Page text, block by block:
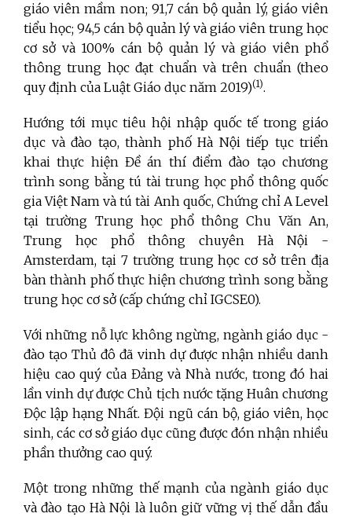
giáo viên mầm non; 91,7 cán bộ quản lý, giáo viên
tiểu học; 94,5 cán bộ quản lý và giáo viên trung học
cơ sở và 100% cán bộ quản lý và giáo viên phổ
thông trung học đạt chuẩn và trên chuẩn (theo
quy định của Luật Giáo dục năm 2019)(1).
Hướng tới mục tiêu hội nhập quốc tế trong giáo
dục và đào tạo, thành phố Hà Nội tiếp tục triển
khai thực hiện Đề án thí điểm đào tạo chương
trình song bằng tú tài trung học phổ thông quốc
gia Việt Nam và tú tài Anh quốc, Chứng chỉ A Level
tại trường Trung học phổ thông Chu Văn An,
Trung học phổ thông chuyên Hà Nội -
Amsterdam, tại 7 trường trung học cơ sở trên địa
bàn thành phố thực hiện chương trình song bằng
trung học cơ sở (cấp chứng chỉ IGCSE0).
Với những nỗ lực không ngừng, ngành giáo dục -
đào tạo Thủ đô đã vinh dự được nhận nhiều danh
hiệu cao quý của Đảng và Nhà nước, trong đó hai
lần vinh dự được Chủ tịch nước tặng Huân chương
Độc lập hạng Nhất. Đội ngũ cán bộ, giáo viên, học
sinh, các cơ sở giáo dục cũng được đón nhận nhiều
phần thưởng cao quý.
Một trong những thế mạnh của ngành giáo dục
và đào tạo Hà Nội là luôn giữ vững vị thế dẫn đầu